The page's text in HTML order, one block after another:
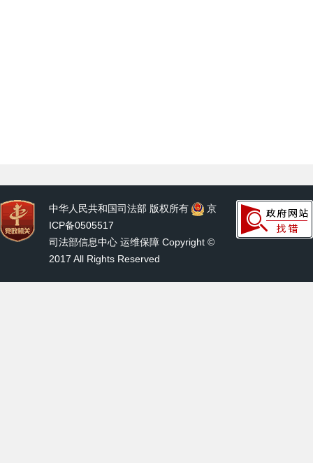
中华人民共和国司法部 版权所有
京
ICP备0505517
司法部信息中心 运维保障 Copyright ©
2017 All Rights Reserved